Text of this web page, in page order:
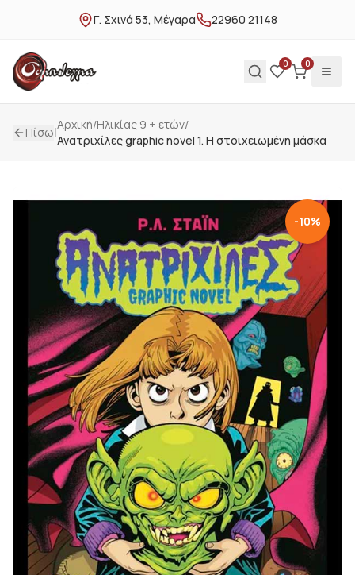
Γ. Σχινά 53, Μέγαρα 22960 21148
0 0
Πίσω|Αρχική/Ηλικίας 9 + ετών/
Ανατριχίλες graphic novel 1. Η στοιχειωμένη μάσκα
-10%